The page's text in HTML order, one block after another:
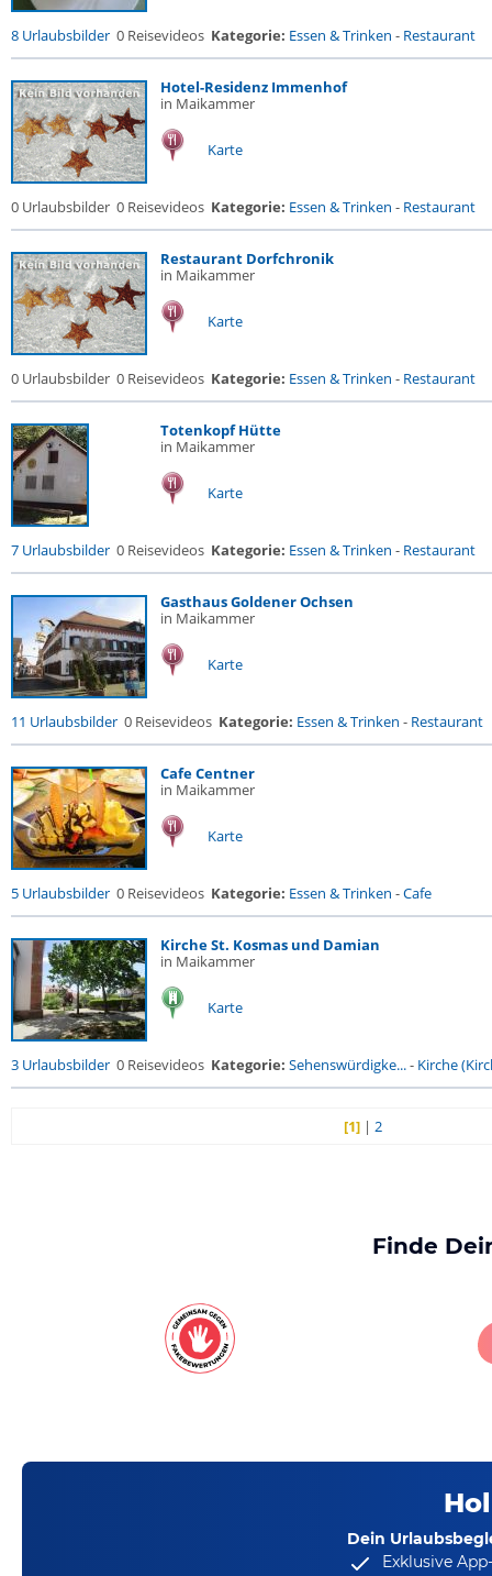
8 Urlaubsbilder 0 Reisevideos Kategorie: Essen & Trinken - Restaurant
Hotel-Residenz Immenhof
in Maikammer
Karte
0 Urlaubsbilder 0 Reisevideos Kategorie: Essen & Trinken - Restaurant
Restaurant Dorfchronik
in Maikammer
Karte
0 Urlaubsbilder 0 Reisevideos Kategorie: Essen & Trinken - Restaurant
Totenkopf Hütte
in Maikammer
Karte
7 Urlaubsbilder 0 Reisevideos Kategorie: Essen & Trinken - Restaurant
Gasthaus Goldener Ochsen
in Maikammer
Karte
11 Urlaubsbilder 0 Reisevideos Kategorie: Essen & Trinken - Restaurant
Cafe Centner
in Maikammer
Karte
5 Urlaubsbilder 0 Reisevideos Kategorie: Essen & Trinken -Cafe
Kirche St. Kosmas und Damian
in Maikammer
Karte
3 Urlaubsbilder 0 Reisevideos Kategorie: Sehenswürdigke...- Kirche
[1] |2
Finde
Dein
Exklusive